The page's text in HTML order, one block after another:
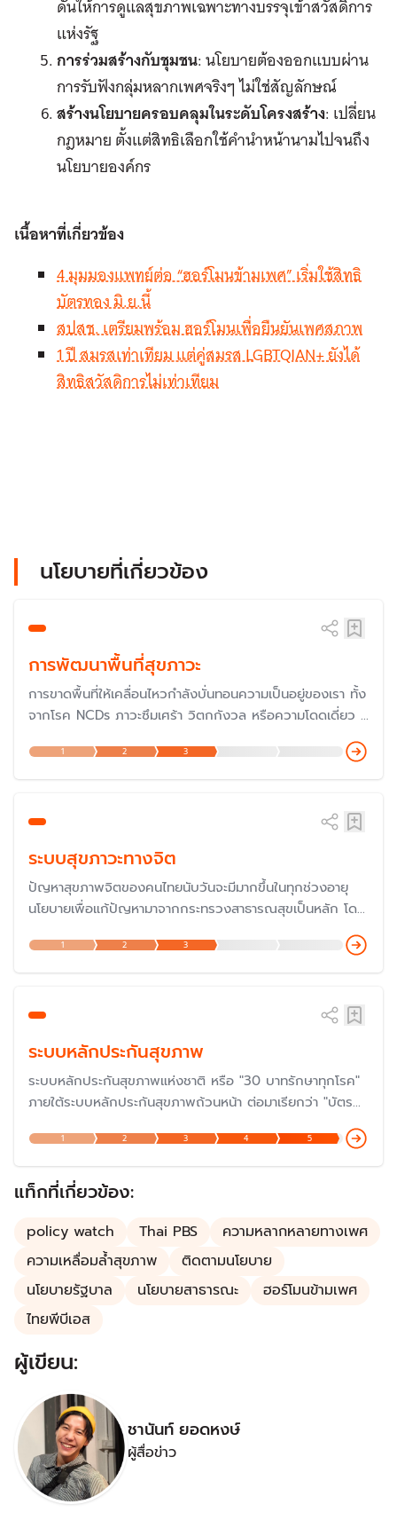
ดันให้การดูแลสุขภาพเฉพาะทางบรรจุเข้าสวัสดิการ
แห่งรัฐ
การร่วมสร้างกับชุมชน: นโยบายต้องออกแบบผ่าน
การรับฟังกลุ่มหลากเพศจริงๆ ไม่ใช่สัญลักษณ์
สร้างนโยบายครอบคลุมในระดับโครงสร้าง: เปลี่ยน
กฎหมาย ตั้งแต่สิทธิเลือกใช้คำนำหน้านามไปจนถึง
นโยบายองค์กร
เนื้อหาที่เกี่ยวข้อง
4 มุมมองแพทย์ต่อ “ฮอร์โมนข้ามเพศ” เริ่มใช้สิทธิ
บัตรทอง มิ.ย.นี้
สปสช. เตรียมพร้อม ฮอร์โมนเพื่อยืนยันเพศสภาพ
1 ปี สมรสเท่าเทียม แต่คู่สมรส LGBTQIAN+ ยังได้
สิทธิสวัสดิการไม่เท่าเทียม
นโยบายที่เกี่ยวข้อง
การพัฒนาพื้นที่สุขภาวะ
การขาดพื้นที่ให้เคลื่อนไหวกำลังบั่นทอนความเป็นอยู่ของเรา ทั้ง
จากโรค NCDs ภาวะซึมเศร้า วิตกกังวล หรือความโดดเดี่ยว ที่
หมายที่ต้องการ คือคำตอบที่จะสร้างคุณภาพชีวิตที่ดีขึ้น และ
เปิดโอกาสให้ทุกคนเข้าถึงการมีสุขภาพดีอย่างเท่าเทียม
1 2 3
ระบบสุขภาวะทางจิต
ปัญหาสุขภาพจิตของคนไทยนับวันจะมีมากขึ้นในทุกช่วงอายุ
นโยบายเพื่อแก้ปัญหามาจากกระทรวงสาธารณสุขเป็นหลัก โดย
รัฐบาลชุดปัจจุบัน ได้บรรจุนโยบายด้านสุขภาพจิตไว้เป็น 1 ใน
นโยบาย "ยกระดับ 30 บาทพลัส" แต่จะสามารถคลี่คลายปัญหา
ได้หรือไม่ ในเมื่อสุขภาพจิตเกี่ยวข้องกับสภาพแวดล้อมทาง
1 2 3
ระบบหลักประกันสุขภาพ
ระบบหลักประกันสุขภาพแห่งชาติ หรือ "30 บาทรักษาทุกโรค"
ภายใต้ระบบหลักประกันสุขภาพถ้วนหน้า ต่อมาเรียกว่า "บัตร
ก้าวสู่ปีที่ 23 ในปี 2568 แต่ปัญหายังต้องแก้ไขกันต่อไป โดย
เฉพาะเรื่องงบประมาณและการบริหารจัดการ แม้ว่าเป็นหนึ่งใน
นโยบายที่ประสบความสำเร็จมากที่สุด
1 2 3 4 5
แท็กที่เกี่ยวข้อง:
policy watch Thai PBS
ความหลากหลายทางเพศ
ความเหลื่อมล้ำสุขภาพ
ติดตามนโยบาย
นโยบายรัฐบาล
นโยบายสาธารณะ
ฮอร์โมนข้ามเพศ
ไทยพีบีเอส
ผู้เขียน:
ชานันท์ ยอดหงษ์
ผู้สื่อข่าว